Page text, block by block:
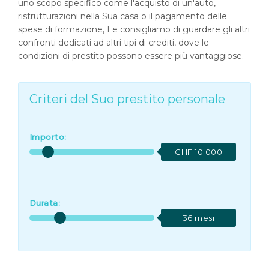
uno scopo specifico come l'acquisto di un'auto,
ristrutturazioni nella Sua casa o il pagamento delle
spese di formazione, Le consigliamo di guardare gli altri
confronti dedicati ad altri tipi di crediti, dove le
condizioni di prestito possono essere più vantaggiose.
Criteri del Suo prestito personale
Importo:
CHF 10'000
Durata:
36 mesi